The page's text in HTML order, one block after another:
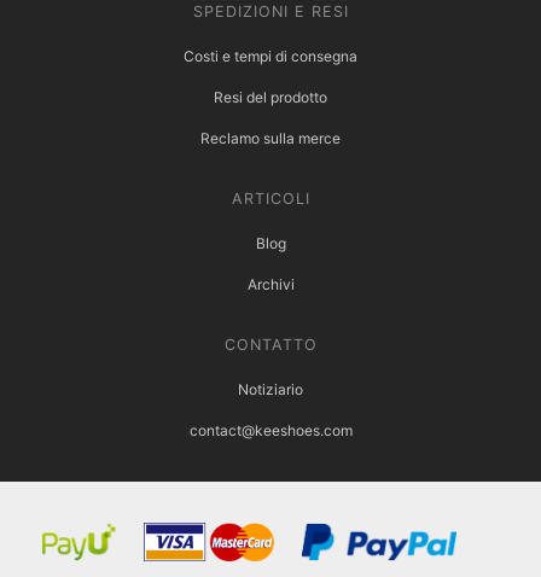
SPEDIZIONI E RESI
Costi e tempi di consegna
Resi del prodotto
Reclamo sulla merce
ARTICOLI
Blog
Archivi
CONTATTO
Notiziario
contact@keeshoes.com